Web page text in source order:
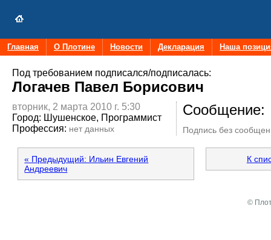
Главная О Плотине Новости Декларация Наша
Под требованием подписался/подписалась:
Логачев Павел Борисович
Сообщение:
Подпись без
вторник, 2 марта 2010 г. 5:30
Город: Шушенское, Программист
Профессия: нет данных
« Предыдущий: Ильин Евгений
Андреевич
К
©